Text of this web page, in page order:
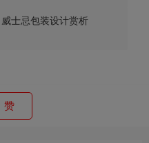
威士忌包装设计赏析
赞